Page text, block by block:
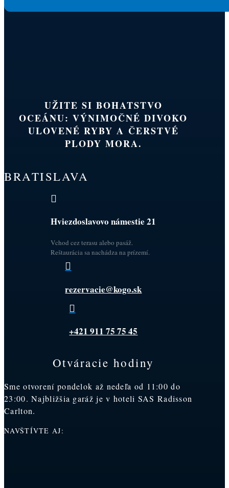
UŽITE SI BOHATSTVO
OCEÁNU: VÝNIMOČNÉ DIVOKO
ULOVENÉ RYBY A ČERSTVÉ
PLODY MORA.
BRATISLAVA

Hviezdoslavovo námestie 21
Vchod cez terasu alebo pasáž.
Reštaurácia sa nachádza na prízemí.

rezervacie@kogo.sk

+421 911 75 75 45
Otváracie hodiny
Sme otvorení pondelok až nedeľa od 11:00 do
23:00. Najbližšia garáž je v hoteli SAS Radisson
Carlton.
NAVŠTÍVTE AJ: